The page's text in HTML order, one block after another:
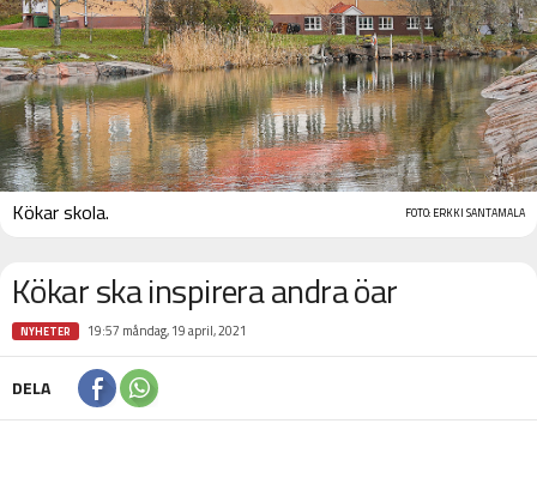
FOTO: ERKKI SANTAMALA
Kökar skola.
Kökar ska inspirera andra öar
NYHETER 19:57 måndag, 19 april, 2021
DELA